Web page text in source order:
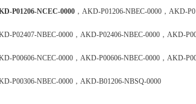
P01206-NCEC-0000 ，AKD-P01206-NBEC-0000，AKD-
P02407-NBEC-0000，AKD-P02406-NBEC-0000，AKD-
P00606-NCEC-0000，AKD-P00606-NBEC-0000，AKD-
P00306-NBEC-0000，AKD-B01206-NBSQ-0000